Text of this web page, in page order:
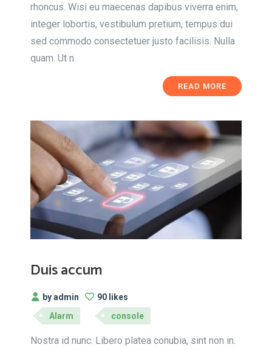
rhoncus. Wisi eu maecenas dapibus viverra enim,
integer lobortis, vestibulum pretium, tempus dui
sed commodo consectetuer justo facilisis. Nulla
quam. Ut n
READ MORE
Duis accum
by admin
90 likes
Alarm
console
Nostra id nunc. Libero platea conubia, sint non in.